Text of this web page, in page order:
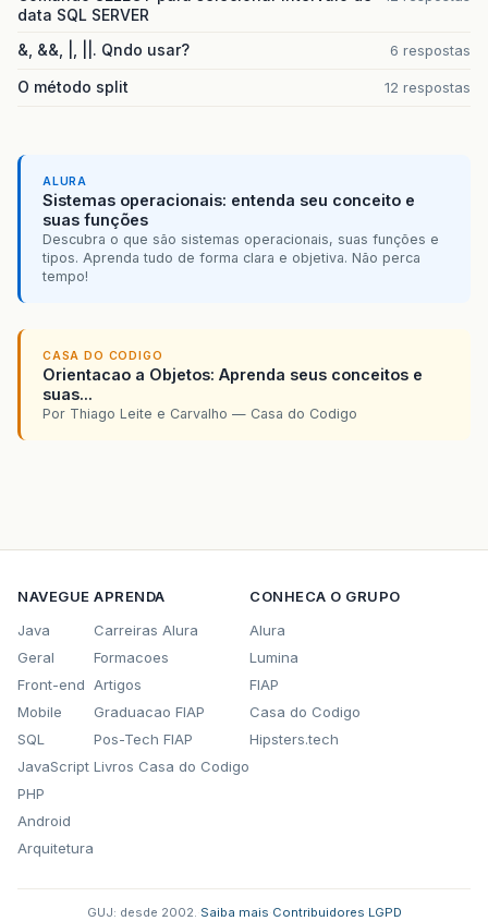
data SQL SERVER
&, &&, |, ||. Qndo usar? 6 respostas
O método split 12 respostas
ALURA
Sistemas operacionais: entenda seu conceito e
suas funções
Descubra o que são sistemas operacionais, suas funções e
tipos. Aprenda tudo de forma clara e objetiva. Não perca
tempo!
CASA DO CODIGO
Orientacao a Objetos: Aprenda seus conceitos e
suas...
Por Thiago Leite e Carvalho — Casa do Codigo
NAVEGUE
Java
Geral
Front-end
Mobile
SQL
JavaScript
PHP
Android
Arquitetura
APRENDA
Carreiras Alura
Formacoes
Artigos
Graduacao FIAP
Pos-Tech FIAP
Livros Casa do Codigo
CONHECA O GRUPO
Alura
Lumina
FIAP
Casa do Codigo
Hipsters.tech
GUJ: desde 2002. Saiba mais Contribuidores LGPD